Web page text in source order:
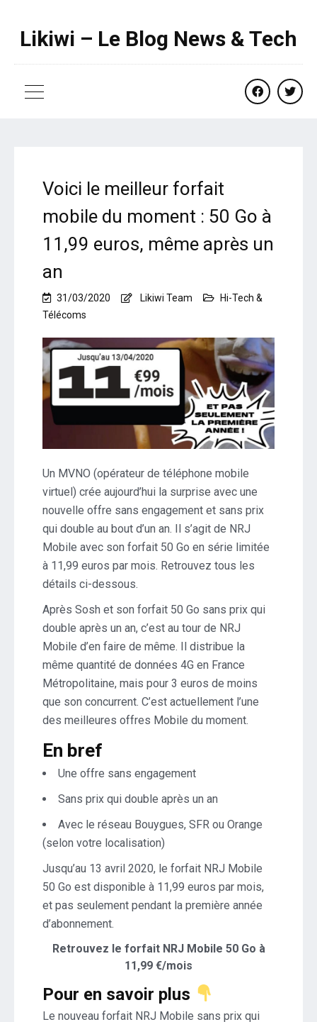
Likiwi – Le Blog News & Tech
facebook
Voici le meilleur forfait
mobile du moment : 50 Go à
11,99 euros, même après un
an
31/03/2020 Likiwi Team
Hi-Tech &
Télécoms
Un MVNO (opérateur de téléphone mobile
virtuel) crée aujourd’hui la surprise avec une
nouvelle offre sans engagement et sans prix
qui double au bout d’un an. Il s’agit de NRJ
Mobile avec son forfait 50 Go en série limitée
à 11,99 euros par mois. Retrouvez tous les
détails ci-dessous.
Après Sosh et son forfait 50 Go sans prix qui
double après un an, c’est au tour de NRJ
Mobile d’en faire de même. Il distribue la
même quantité de données 4G en France
Métropolitaine, mais pour 3 euros de moins
que son concurrent. C’est actuellement l’une
des meilleures offres Mobile du moment.
En bref
Une offre sans engagement
Sans prix qui double après un an
Avec le réseau Bouygues, SFR ou Orange
(selon votre localisation)
Jusqu’au 13 avril 2020, le forfait NRJ Mobile
50 Go est disponible à 11,99 euros par mois,
et pas seulement pendant la première année
d’abonnement.
Retrouvez le forfait NRJ Mobile 50 Go à
11,99 €/mois
Pour en savoir plus
Le nouveau forfait NRJ Mobile sans prix qui